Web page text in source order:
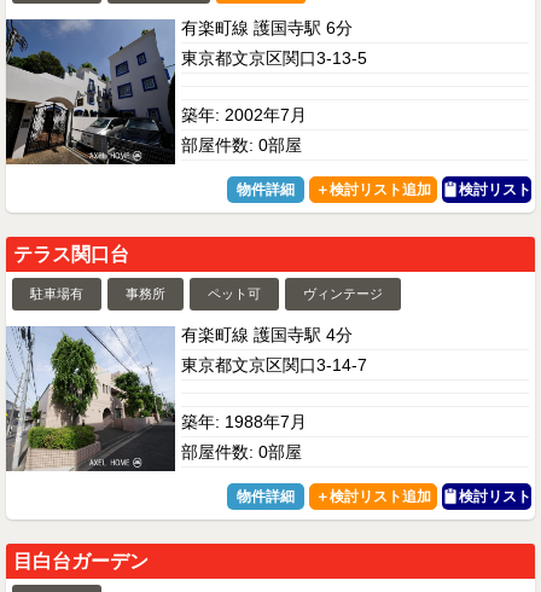
有楽町線 護国寺駅 6分
東京都文京区関口3-13-5
築年: 2002年7月
部屋件数: 0部屋
物件詳細 検討リスト
テラス関口台
駐車場有 事務所 ペット可 ヴィンテージ
有楽町線 護国寺駅 4分
東京都文京区関口3-14-7
築年: 1988年7月
部屋件数: 0部屋
物件詳細 検討リスト
目白台ガーデン